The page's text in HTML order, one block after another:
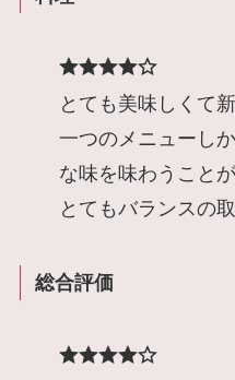
とても美味しくて新
一つのメニューし
な味を味わうことが
とてもバランスの
総合評価